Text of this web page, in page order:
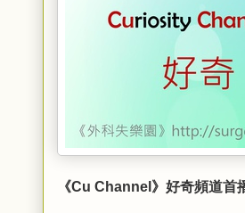
《Cu Channel》好奇頻道首